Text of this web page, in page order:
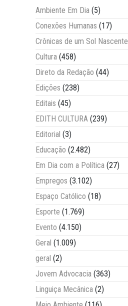
Ambiente Em Dia (5)
Conexões Humanas (17)
Crônicas de um Sol Nascente
Cultura (458)
Direto da Redação (44)
Edições (238)
Editais (45)
EDITH CULTURA (239)
Editorial (3)
Educação (2.482)
Em Dia com a Política (27)
Empregos (3.102)
Espaço Católico (18)
Esporte (1.769)
Evento (4.150)
Geral (1.009)
geral (2)
Jovem Advocacia (363)
Linguiça Mecânica (2)